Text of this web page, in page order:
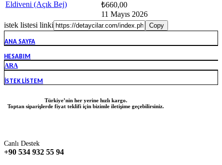
₺660,00
11 Mayıs 2026
istek listesi linki Copy
ANA SAYFA
HESABIM
ARA
İSTEK LISTEM
Türkiye’nin her yerine hızlı kargo.
Toptan siparişlerde fiyat teklifi için bizimle iletişime geçebilirsiniz.
Canlı Destek
+90 534 932 55 94